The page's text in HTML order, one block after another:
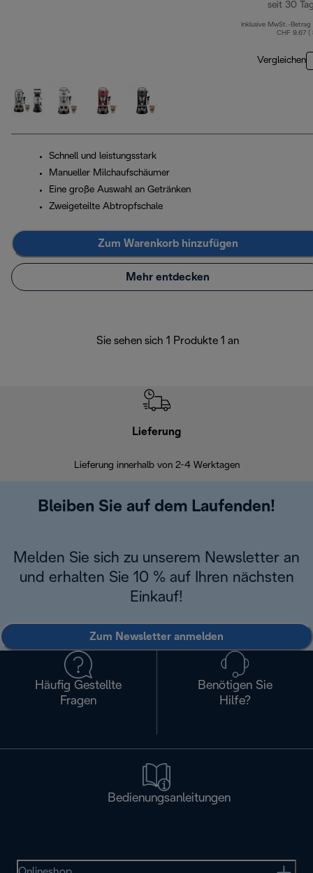
seit 30
Inklusive MwSt.-Betrag
CHF 9.67 (
Vergleichen
Schnell und leistungsstark
Manueller Milchaufschäumer
Eine große Auswahl an Getränken
Zweigeteilte Abtropfschale
Zum Warenkorb hinzufügen
Mehr entdecken
Sie sehen sich 1 Produkte 1 an
Lieferung
Lieferung innerhalb von 2-4 Werktagen
Bleiben Sie auf dem Laufenden!
Melden Sie sich zu unserem Newsletter an
und erhalten Sie 10 % auf Ihren nächsten
Einkauf!
Zum Newsletter anmelden
Häufig Gestellte
Fragen
Benötigen Sie
Hilfe?
Bedienungsanleitungen